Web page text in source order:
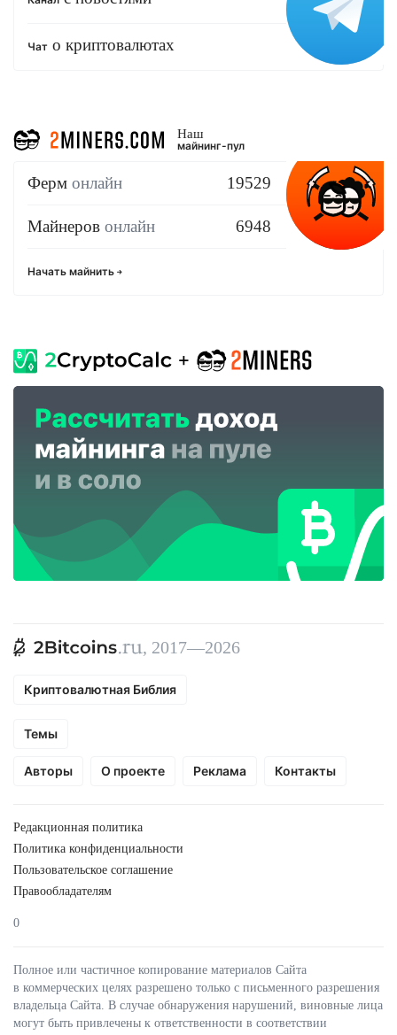
Чат о криптовалютах
Наш
майнинг-пул
Ферм онлайн 19529
Майнеров онлайн 6948
Начать майнить
, 2017—2026
Криптовалютная Библия
Темы
Авторы О проекте Реклама Контакты
Редакционная политика
Политика конфиденциальности
Пользовательское соглашение
Правообладателям
0
Полное или частичное копирование материалов Сайта
в коммерческих целях разрешено только с письменного разрешения
владельца Сайта. В случае обнаружения нарушений, виновные лица
могут быть привлечены к ответственности в соответствии